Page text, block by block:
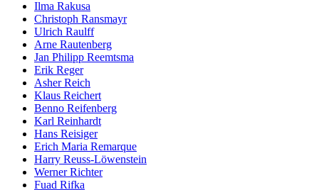
Ilma Rakusa
Christoph Ransmayr
Ulrich Raulff
Arne Rautenberg
Jan Philipp Reemtsma
Erik Reger
Asher Reich
Klaus Reichert
Benno Reifenberg
Karl Reinhardt
Hans Reisiger
Erich Maria Remarque
Harry Reuss-Löwenstein
Werner Richter
Fuad Rifka